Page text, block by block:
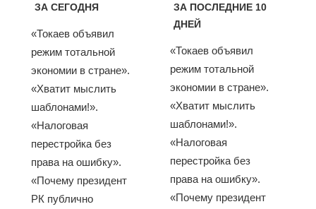
ЗА СЕГОДНЯ
«Токаев объявил
режим тотальной
экономии в стране».
«Хватит мыслить
шаблонами!».
«Налоговая
перестройка без
права на ошибку».
«Почему президент
РК публично
ЗА ПОСЛЕДНИЕ 10
ДНЕЙ
«Токаев объявил
режим тотальной
экономии в стране».
«Хватит мыслить
шаблонами!».
«Налоговая
перестройка без
права на ошибку».
«Почему президент